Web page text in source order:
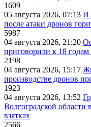
1609
05 августа 2026, 07:13 И
после атаки дронов
5987
04 августа 2026, 21:20
приговорили к 18
2198
04 августа 2026, 15:17
производстве дронов
1923
04 августа 2026, 13:52
Волгоградской области
взятках
2566